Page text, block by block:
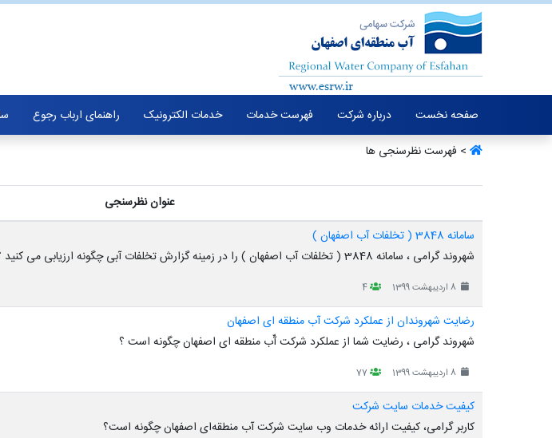
صفحه نخست درباره شرکت فهرست خدمات خدمات الکترونیک راهنمای ارباب رجوع
> فهرست نظرسنجی ها
عنوان نظرسنجی
سامانه 3848 ( تخلفات آب اصفهان )
شهروند گرامی ، سامانه 3848 ( تخلفات آب اصفهان ) را در زمینه گزارش تخلفات آبی چگونه ارزیابی می کنید ؟
8 اردیبهشت 1399 4
رضایت شهروندان از عملکرد شرکت آب منطقه ای اصفهان
شهروند گرامی ، رضایت شما از عملکرد شرکت آّب منطقه ای اصفهان چگونه است ؟
8 اردیبهشت 1399 77
کیفیت خدمات سایت شرکت
کاربر گرامی، کیفیت ارائه خدمات وب سایت شرکت آب منطقه‌ای اصفهان چگونه است؟